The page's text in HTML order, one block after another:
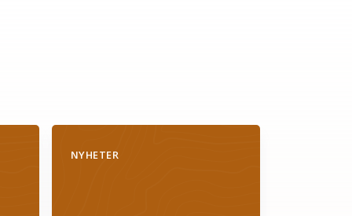
NYHETER